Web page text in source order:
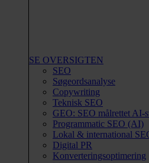
SE OVERSIGTEN
SEO
Søgeordsanalyse
Copywriting
Teknisk SEO
GEO: SEO målrettet AI-
Programmatic SEO (AI)
Lokal & international
Digital PR
Konverteringsoptimering